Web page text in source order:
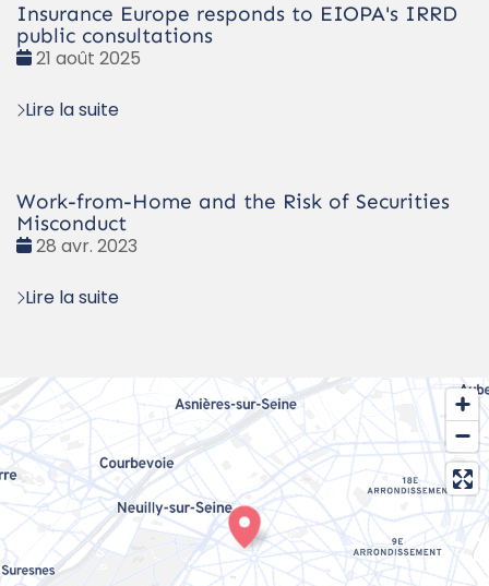
Insurance Europe responds to EIOPA's IRRD
public consultations
Date
21 août 2025
Lire la suite
Work-from-Home and the Risk of Securities
Misconduct
Date
28 avr. 2023
Lire la suite